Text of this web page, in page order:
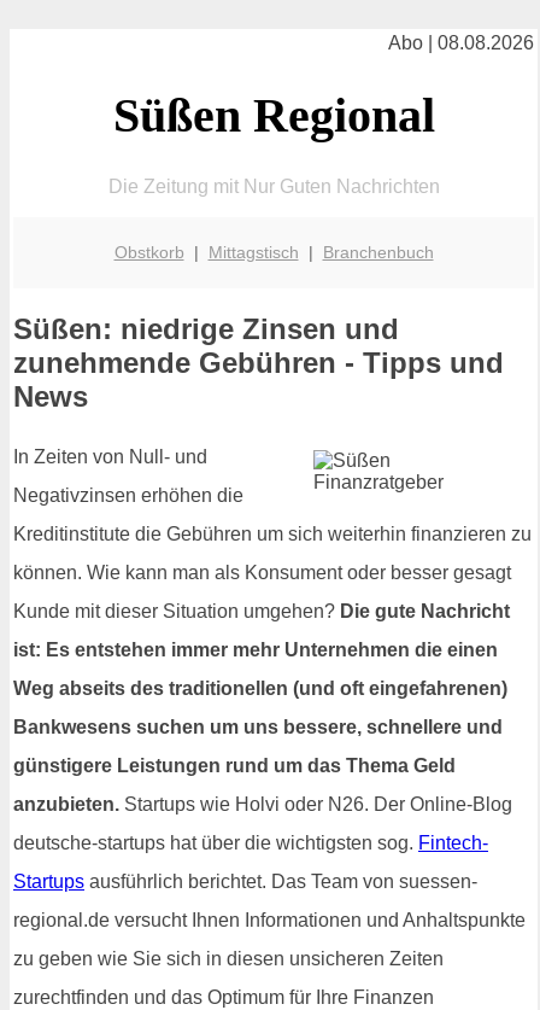
Abo | 08.08.2026
Süßen Regional
Die Zeitung mit Nur Guten Nachrichten
Obstkorb | Mittagstisch | Branchenbuch
Süßen: niedrige Zinsen und
zunehmende Gebühren - Tipps und
News
In Zeiten von Null- und
Negativzinsen erhöhen die
Kreditinstitute die Gebühren um sich weiterhin finanzieren zu
können. Wie kann man als Konsument oder besser gesagt
Kunde mit dieser Situation umgehen? Die gute Nachricht
ist: Es entstehen immer mehr Unternehmen die einen
Weg abseits des traditionellen (und oft eingefahrenen)
Bankwesens suchen um uns bessere, schnellere und
günstigere Leistungen rund um das Thema Geld
anzubieten. Startups wie Holvi oder N26. Der Online-Blog
deutsche-startups hat über die wichtigsten sog. Fintech-
Startups ausführlich berichtet. Das Team von suessen-
regional.de versucht Ihnen Informationen und Anhaltspunkte
zu geben wie Sie sich in diesen unsicheren Zeiten
zurechtfinden und das Optimum für Ihre Finanzen